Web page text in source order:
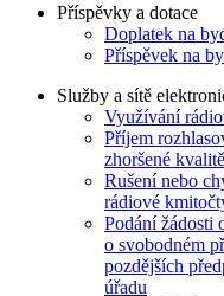
Příspěvky a dotace
Doplatek na
Příspěvek na
Služby a sítě
Využívání
Příjem
zhoršené kvalitě
Rušení nebo
rádiové
Podání žádosti
o svobodném
pozdějších
úřadu